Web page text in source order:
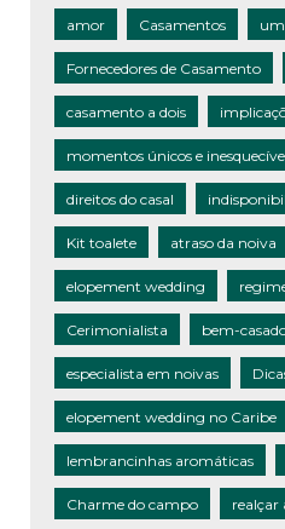
amor Casamentos
Fornecedores de Casamento
casamento a dois
momentos únicos e
direitos do casal
Kit toalete atraso da noiva
elopement wedding
Cerimonialista bem-
especialista em noivas
elopement wedding no Caribe
lembrancinhas aromáticas
Charme do campo realçar